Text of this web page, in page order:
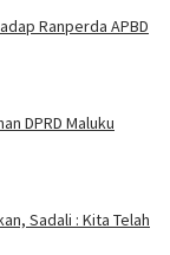
Ranperda APBD
DPRD Maluku
Sadali : Kita Telah